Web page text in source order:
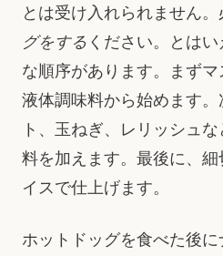
とは受け入れられません
グをする ください。とは
な順序があります。まず
液体調味料から始めます
ト、玉ねぎ、レリッシュ
料を加えます。最後に、
イスで仕上げます。
ホットドッグを食べた後